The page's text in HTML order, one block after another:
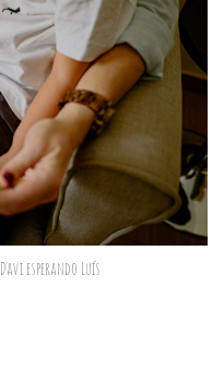
esperando Luís